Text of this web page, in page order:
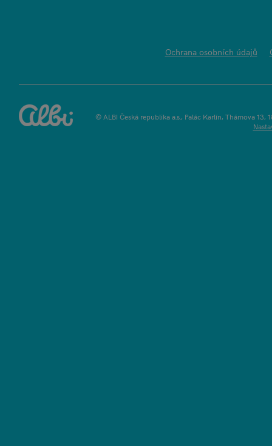
Ochrana osobních údajů
© ALBI Česká republika a.s., Palác Karlín, Thámova